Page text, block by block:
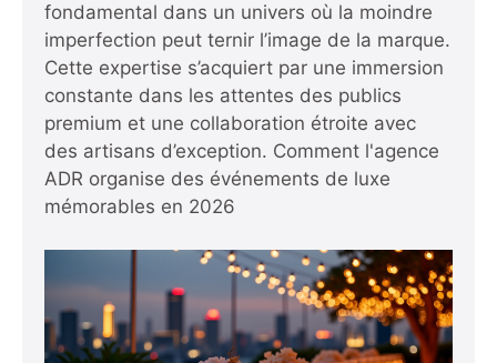
fondamental dans un univers où la moindre
imperfection peut ternir l’image de la marque.
Cette expertise s’acquiert par une immersion
constante dans les attentes des publics
premium et une collaboration étroite avec
des artisans d’exception. Comment l'agence
ADR organise des événements de luxe
mémorables en 2026